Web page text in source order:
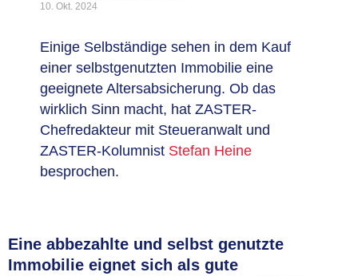
10. Okt. 2024
Einige Selbständige sehen in dem Kauf
einer selbstgenutzten Immobilie eine
geeignete Altersabsicherung. Ob das
wirklich Sinn macht, hat ZASTER-
Chefredakteur mit Steueranwalt und
ZASTER-Kolumnist Stefan Heine
besprochen.
Eine abbezahlte und selbst genutzte
Immobilie eignet sich als gute